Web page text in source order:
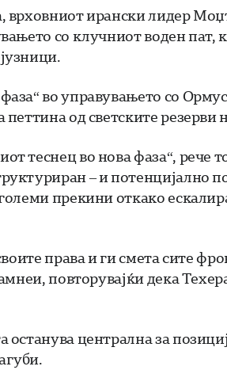
врховниот ирански лидер
со клучниот воден пат,
во управувањето со
од светските резерви
теснец во нова фаза“, рече
– и потенцијално
прекини откако
права и ги смета сите
повторувајќи дека
останува централна за